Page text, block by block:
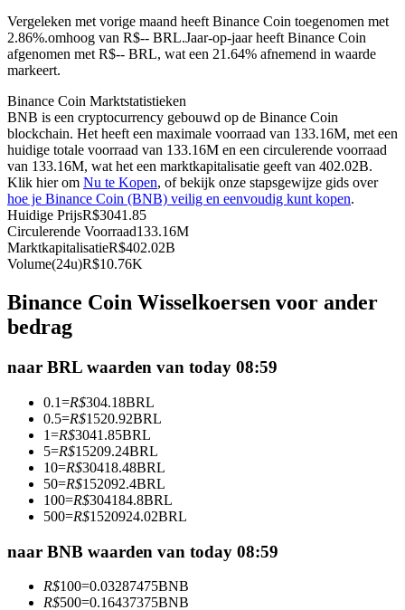
Futures met USDC als onderpand
Kopiëren Handel
Sluit je aan bij top traders
Word een Copy Trader
Geniet van winstdeling en copy trading commissies
Vergeleken met vorige maand heeft Binance Coin toegenomen met
2.86%.omhoog van R$-- BRL.Jaar-op-jaar heeft Binance Coin
afgenomen met R$-- BRL, wat een 21.64% afnemend in waarde
markeert.
Binance Coin Marktstatistieken
BNB is een cryptocurrency gebouwd op de Binance Coin
blockchain. Het heeft een maximale voorraad van 133.16M, met een
huidige totale voorraad van 133.16M en een circulerende voorraad
van 133.16M, wat het een marktkapitalisatie geeft van 402.02B.
Klik hier om Nu te Kopen, of bekijk onze stapsgewijze gids over
hoe je Binance Coin (BNB) veilig en eenvoudig kunt kopen.
Huidige PrijsR$3041.85
Circulerende Voorraad133.16M
MarktkapitalisatieR$402.02B
Volume(24u)R$10.76K
Binance Coin Wisselkoersen voor ander
bedrag
naar BRL waarden van today 08:59
0.1=R$304.18BRL
0.5=R$1520.92BRL
1=R$3041.85BRL
5=R$15209.24BRL
10=R$30418.48BRL
50=R$152092.4BRL
100=R$304184.8BRL
500=R$1520924.02BRL
naar BNB waarden van today 08:59
R$100=0.03287475BNB
R$500=0.16437375BNB